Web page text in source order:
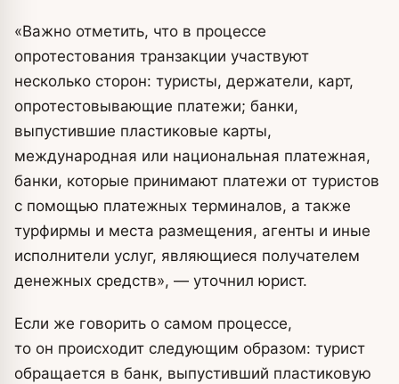
«Важно отметить, что в процессе
опротестования транзакции участвуют
несколько сторон: туристы, держатели, карт,
опротестовывающие платежи; банки,
выпустившие пластиковые карты,
международная или национальная платежная,
банки, которые принимают платежи от туристов
с помощью платежных терминалов, а также
турфирмы и места размещения, агенты и иные
исполнители услуг, являющиеся получателем
денежных средств», — уточнил юрист.
Если же говорить о самом процессе,
то он происходит следующим образом: турист
обращается в банк, выпустивший пластиковую